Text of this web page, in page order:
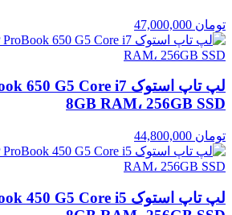
تومان
8GB RAM، 256GB SSD
تومان